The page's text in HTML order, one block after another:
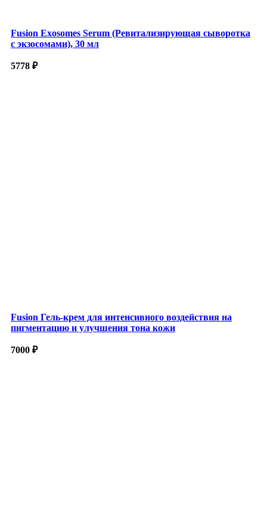
Fusion Exosomes Serum (Ревитализирующая сыворотка
с экзосомами), 30 мл
5778 ₽
Fusion Гель-крем для интенсивного воздействия на
пигментацию и улучшения тона кожи
7000 ₽